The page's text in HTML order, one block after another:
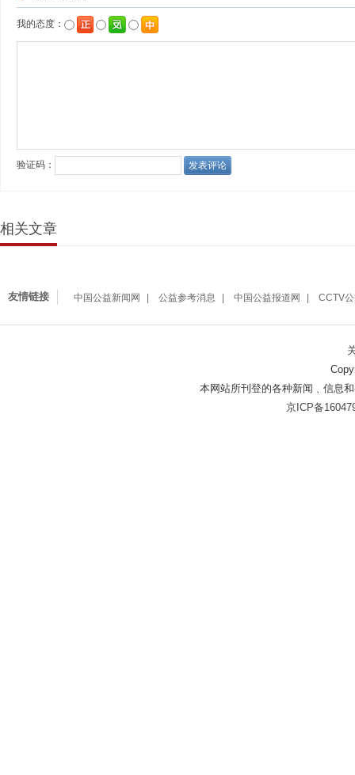
相关文章
友情链接 中国公益新闻网 公益参考消息 中国公益报道网 CCTV
本网站所刊登的各种新闻﹑信息
京ICP备